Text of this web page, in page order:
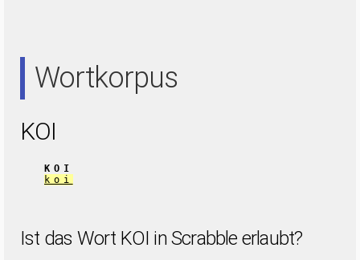
Wortkorpus
KOI
KOI
koi
Ist das Wort KOI in Scrabble erlaubt?